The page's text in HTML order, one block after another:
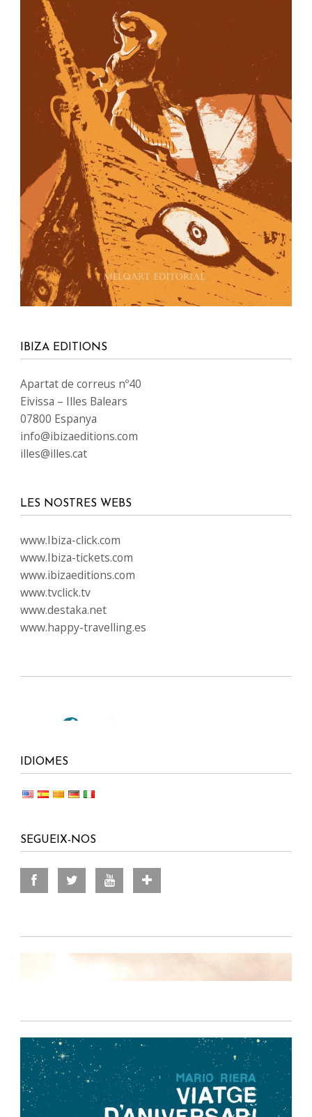
IBIZA EDITIONS
Apartat de correus nº40
Eivissa – Illes Balears
07800 Espanya
info@ibizaeditions.com
illes@illes.cat
LES NOSTRES WEBS
www.Ibiza-click.com
www.Ibiza-tickets.com
www.ibizaeditions.com
www.tvclick.tv
www.destaka.net
www.happy-travelling.es
IDIOMES
SEGUEIX-NOS